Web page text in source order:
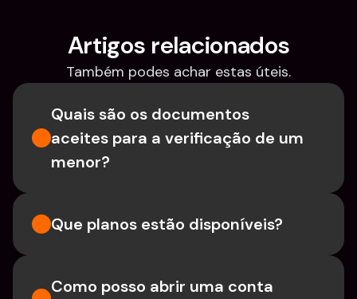
Artigos relacionados
Também podes achar estas úteis.
Quais são os documentos
aceites para a verificação de um
menor?
Que planos estão disponíveis?
Como posso abrir uma conta